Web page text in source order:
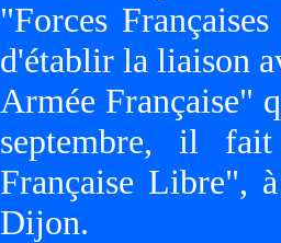
"Forces
d'établir la liaison
Armée Française"
septembre, il
Française Libre",
Dijon.